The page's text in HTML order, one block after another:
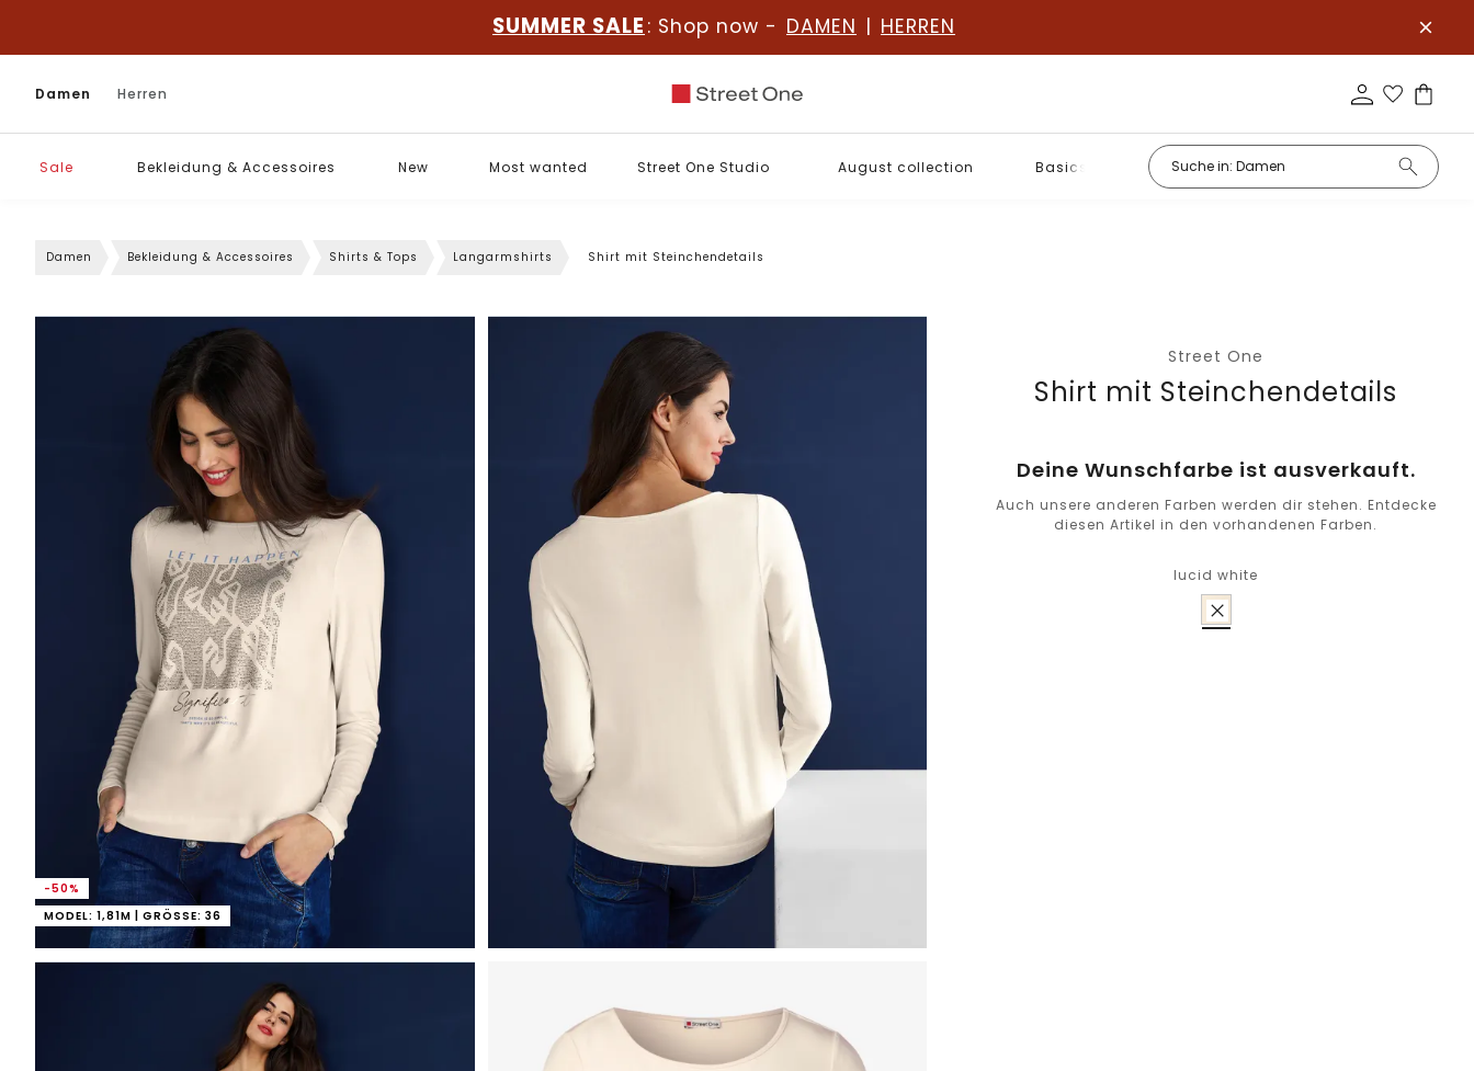
SUMMER SALE : Shop now - DAMEN | HERREN
Damen Herren
Sale Bekleidung & Accessoires New Most wanted Street One Studio August collection Basics
Damen Bekleidung & Accessoires Shirts & Tops Langarmshirts Shirt mit Steinchendetails
-50%
MODEL: 1,81M | GRÖSSE: 36
Street One
Shirt mit Steinchendetails
Deine Wunschfarbe ist ausverkauft.
Auch unsere anderen Farben werden dir stehen. Entdecke
diesen Artikel in den vorhandenen Farben.
lucid white